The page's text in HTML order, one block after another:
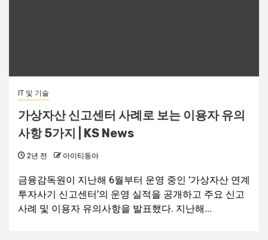
IT 및 기술
가상자산 신고센터 사례로 보는 이용자 유의
사항 5가지 | KS News
2년 전 아이티동아
금융감독원이 지난해 6월부터 운영 중인 ‘가상자산 연계
투자사기 신고센터’의 운영 실적을 공개하고 주요 신고
사례 및 이용자 유의사항을 발표했다. 지난해...